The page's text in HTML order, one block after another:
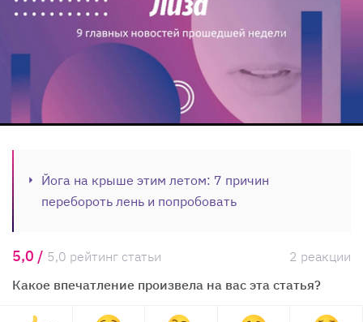
Йога на крыше этим летом: 7 причин
перебороть лень и попробовать
5,0 / 5,0 рейтинг статьи
2 реакции
Какое впечатление произвела на вас эта статья?